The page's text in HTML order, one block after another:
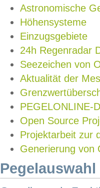
Astronomische
Höhensysteme
Einzugsgebiete
24h Regenradar
Seezeichen von
Aktualität der
PEGELONLINE-
Open Source
Projektarbeit zur
Generierung von